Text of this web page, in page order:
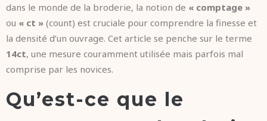
dans le monde de la broderie, la notion de « comptage »
ou « ct » (count) est cruciale pour comprendre la finesse et
la densité d’un ouvrage. Cet article se penche sur le terme
14ct, une mesure couramment utilisée mais parfois mal
comprise par les novices.
Qu’est-ce que le